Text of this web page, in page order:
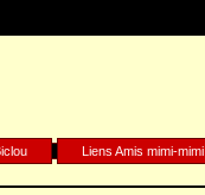
Liens Amis mimi-mimi